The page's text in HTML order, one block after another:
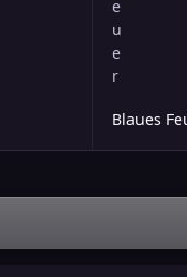
Blaues